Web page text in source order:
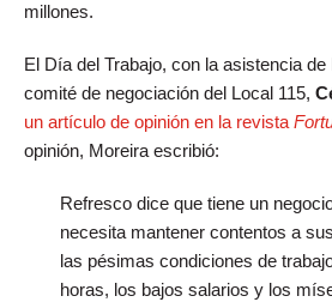
millones.
El Día del Trabajo, con la asistencia
comité de negociación del Local 115,
un artículo de opinión en la revista
opinión, Moreira escribió:
Refresco dice que tiene un
necesita mantener contentos a
las pésimas condiciones de
horas, los bajos salarios y los